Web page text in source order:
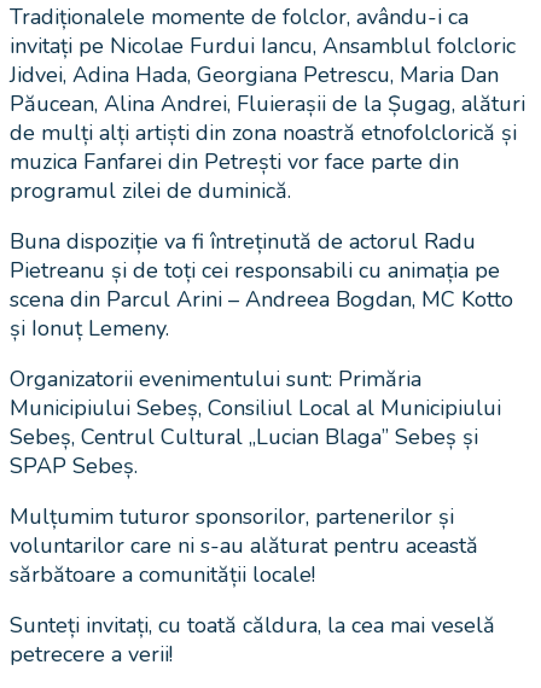
Tradiționalele momente de folclor, avându-i ca
invitați pe Nicolae Furdui Iancu, Ansamblul folcloric
Jidvei, Adina Hada, Georgiana Petrescu, Maria Dan
Păucean, Alina Andrei, Fluierașii de la Șugag, alături
de mulți alți artiști din zona noastră etnofolclorică și
muzica Fanfarei din Petrești vor face parte din
programul zilei de duminică.
Buna dispoziție va fi întreținută de actorul Radu
Pietreanu și de toți cei responsabili cu animația pe
scena din Parcul Arini – Andreea Bogdan, MC Kotto
și Ionuț Lemeny.
Organizatorii evenimentului sunt: Primăria
Municipiului Sebeș, Consiliul Local al Municipiului
Sebeș, Centrul Cultural „Lucian Blaga” Sebeș și
SPAP Sebeș.
Mulțumim tuturor sponsorilor, partenerilor și
voluntarilor care ni s-au alăturat pentru această
sărbătoare a comunității locale!
Sunteți invitați, cu toată căldura, la cea mai veselă
petrecere a verii!